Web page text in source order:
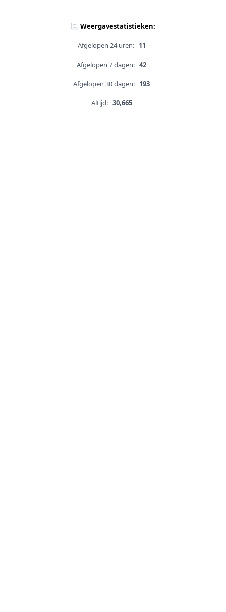
Weergavestatistieken:
Afgelopen 24 uren: 11
Afgelopen 7 dagen: 42
Afgelopen 30 dagen: 193
Altijd: 30,665